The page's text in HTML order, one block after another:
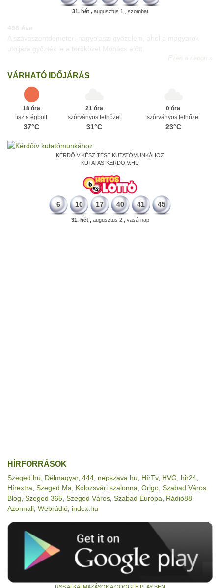
31. hét ,augusztus 1., szombat
498 éve
A szávaszentdemeteri-nagyolaszi győzelem, ahol a magyarok
utoljára győzték le a törököket Mohács előtt.
Ezen a napon
VÁRHATÓ IDŐJÁRÁS
18 óra
tiszta égbolt
37°C
21 óra
szórványos felhőzet
31°C
0 óra
szórványos felhőzet
23°C
KÉRDŐÍV KÉSZÍTÉSE KUTATÓMUNKÁHOZ
KUTATAS-KERDOIV.HU
6 10 17 40 41 45
31. hét ,augusztus 2., vasárnap
HÍRFORRÁSOK
Szeged.hu Délmagyar, 444 nepszava.hu HírTv, HVG hir24
Hírextra Szeged Ma Kolozsvári szalonna Origo Szabad Város
Blog Szeged 365 Szeged Város Szabad Európa Rádió88
Azonnali Webrádió index.hu
RSS ALKALMAZÁSOK A GOOGLE PLAY-BEN